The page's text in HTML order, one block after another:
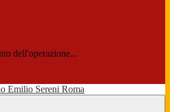
dell'operazione...